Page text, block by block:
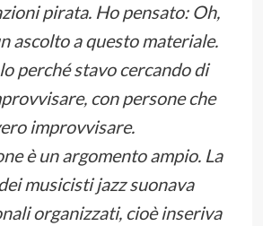
pirata. Ho pensato: Oh,
ascolto a questo materiale.
perché stavo cercando di
con persone che
improvvisare.
è un argomento ampio. La
musicisti jazz suonava
organizzati, cioè inseriva